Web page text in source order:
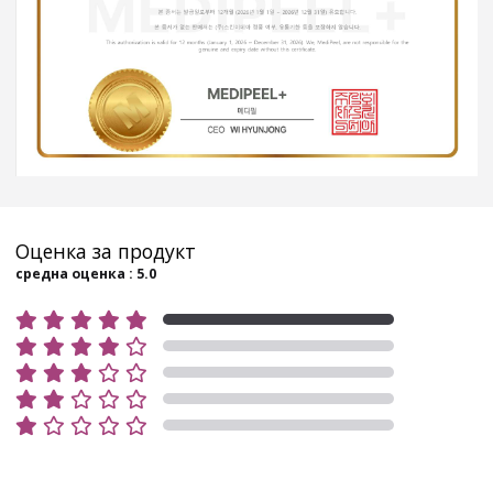
Оценка за продукт
средна оценка : 5.0